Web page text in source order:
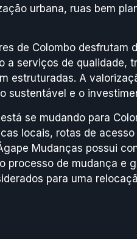
urbana, ruas bem
de Colombo desfrutam
a serviços de qualidade,
estruturadas. A
sustentável e o
se mudando para
locais, rotas de
Mudanças possui
processo de mudança e
para uma